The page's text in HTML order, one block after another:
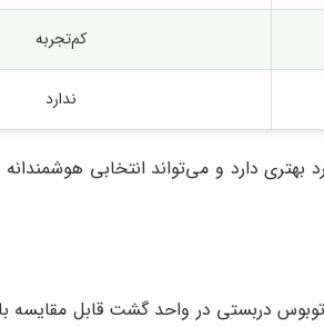
کم‌تجربه
ندارد
بهتری دارد و می‌تواند انتخابی
اتوبوس دربستی در واحد گشت قابل